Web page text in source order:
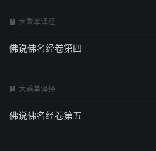
 大乘单译经
佛说佛名经卷第四
 大乘单译经
佛说佛名经卷第五